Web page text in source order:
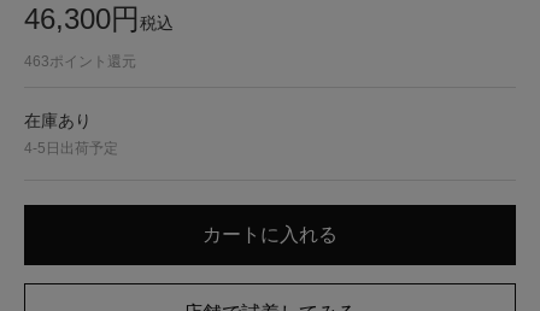
46,300円税込
463ポイント還元
在庫あり
4-5日出荷予定